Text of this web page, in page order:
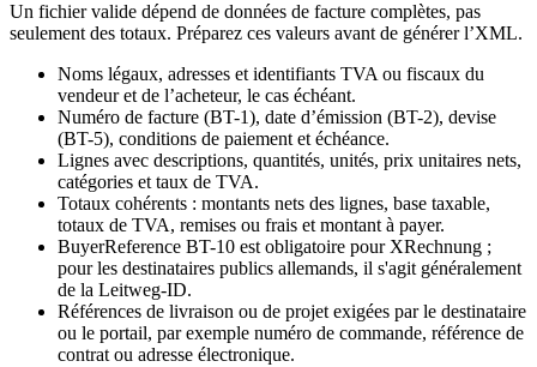
Un fichier valide dépend de données de facture complètes, pas
seulement des totaux. Préparez ces valeurs avant de générer l’XML.
Noms légaux, adresses et identifiants TVA ou fiscaux du
vendeur et de l’acheteur, le cas échéant.
Numéro de facture (BT-1), date d’émission (BT-2), devise
(BT-5), conditions de paiement et échéance.
Lignes avec descriptions, quantités, unités, prix unitaires nets,
catégories et taux de TVA.
Totaux cohérents : montants nets des lignes, base taxable,
totaux de TVA, remises ou frais et montant à payer.
BuyerReference BT-10 est obligatoire pour XRechnung ;
pour les destinataires publics allemands, il s'agit généralement
de la Leitweg-ID.
Références de livraison ou de projet exigées par le destinataire
ou le portail, par exemple numéro de commande, référence de
contrat ou adresse électronique.